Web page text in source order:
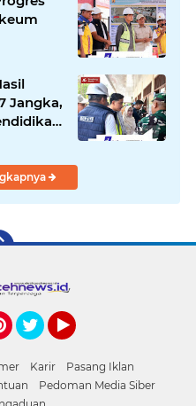
Jangka,
Karir
Pasang Iklan
Pedoman Media Siber